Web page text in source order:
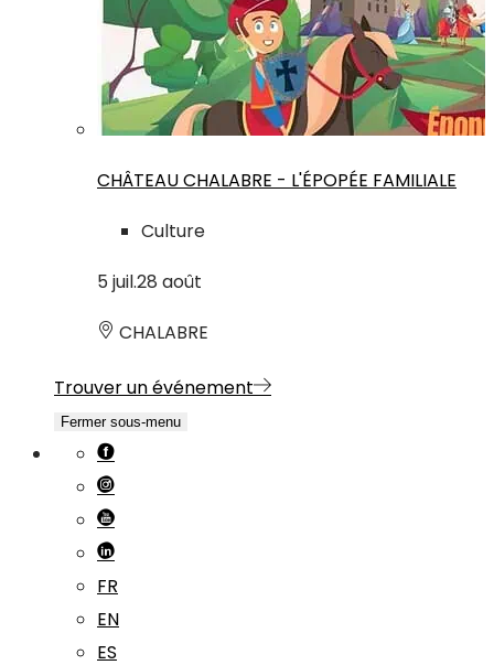
CHÂTEAU CHALABRE - L'ÉPOPÉE FAMILIALE
Culture
5 juil.28 août
CHALABRE
Trouver un événement
Fermer sous-menu
FR
EN
ES